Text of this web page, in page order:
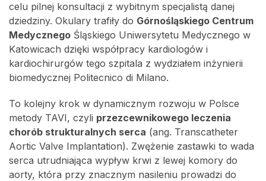
celu pilnej konsultacji z wybitnym specjalistą danej
dziedziny. Okulary trafiły do Górnośląskiego Centrum
Medycznego Śląskiego Uniwersytetu Medycznego w
Katowicach dzięki współpracy kardiologów i
kardiochirurgów tego szpitala z wydziałem inżynierii
biomedycznej Politecnico di Milano.
To kolejny krok w dynamicznym rozwoju w Polsce
metody TAVI, czyli przezcewnikowego leczenia
chorób strukturalnych serca (ang. Transcatheter
Aortic Valve Implantation). Zwężenie zastawki to wada
serca utrudniająca wypływ krwi z lewej komory do
aorty, która przy znacznym nasileniu prowadzi do